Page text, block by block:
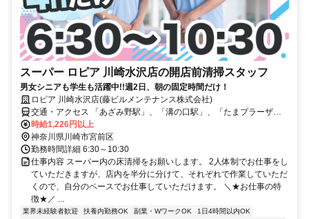
スーパー ロピア 川崎水沢店の開店前清掃スタッフ
男女シニアも学生も活躍中!!週2日、朝の固定時間だけ！
ロピア 川崎水沢店(藤ビルメンテナンス株式会社)
交通・アクセス 「あざみ野駅」、「溝の口駅」、「たまプラーザ
駅」からバス
時給1,226円以上
神奈川県川崎市宮前区
勤務時間詳細 6:30～10:30
仕事内容 スーパー内の床清掃をお願いします。 2人体制でお仕事をし
ていただきますが、店内を半分に分けて、それぞれで作業していただ
くので、自分のペースでお仕事していただけます。 ＼★お仕事の特
徴★／ ...
業界未経験者歓迎 扶養内勤務OK 副業・WワークOK
1日4時間以内OK